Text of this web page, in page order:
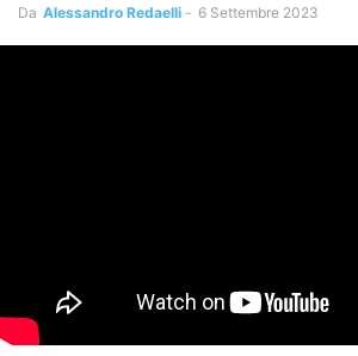
Da Alessandro Redaelli - 6 Settembre 2023